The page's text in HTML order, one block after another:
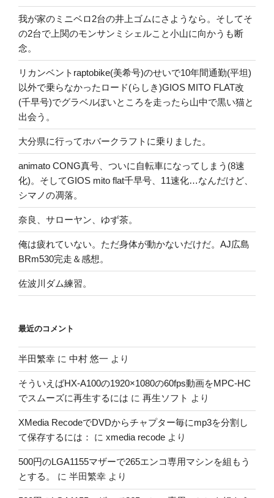
我が家のミニベロ2台の井上ゴムにさようなら。そしてそ
の2台で上関のモンサンミシェルこと小山に向かうも断
念。
リカンベントraptobike(美希号)のせいで10年間通勤(平坦)
以外で乗らなかったロード(らしき)GIOS MITO FLAT改
(千早号)でグラベルぽいところを走ったら山中で黒い猫と
出会う。
大分県に行ってホバークラフトに乗りました。
animato CONG真号、ついに自転車になってしまう(8速
化)。そしてGIOS mito flat千早号、11速化…なんだけど、
シマノの凋落。
奈良、サローヤン、ゆず茶。
俺は疲れていない。ただ身体が動かないだけだ。AJ広島
BRm530完走＆感想。
佐波川ダム練習。
最近のコメント
半田繁幸 に 中村 悠一 より
そういえばHX-A100の1920×1080の60fps動画をMPC-HC
でスムーズに再生するには に 再生ソフト より
XMedia RecodeでDVDからチャプター毎にmp3を分割し
て保存するには：
に xmedia recode より
500円のLGA1155マザーで265エンコ専用マシンを組もう
とする。
に 半田繁幸 より